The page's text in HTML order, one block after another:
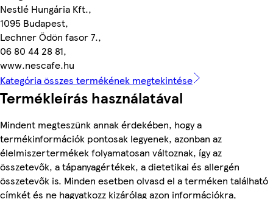
Nestlé Hungária Kft.,
1095 Budapest,
Lechner Ödön fasor 7.,
06 80 44 28 81,
www.nescafe.hu
Kategória összes termékének megtekintése
Termékleírás használatával
Mindent megteszünk annak érdekében, hogy a
termékinformációk pontosak legyenek, azonban az
élelmiszertermékek folyamatosan változnak, így az
összetevők, a tápanyagértékek, a dietetikai és allergén
összetevők is. Minden esetben olvasd el a terméken található
címkét és ne hagyatkozz kizárólag azon információkra,